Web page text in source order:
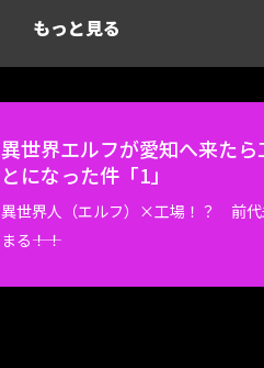
もっと見る
異世界エルフが愛知へ来たら
とになった件「1」
異世界人（エルフ）×工場！？ 前代
まる――！！